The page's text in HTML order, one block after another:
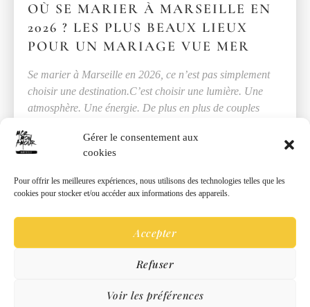
Gérer le consentement aux
cookies
Pour offrir les meilleures expériences, nous utilisons des technologies telles que les
cookies pour stocker et/ou accéder aux informations des appareils.
Accepter
Refuser
Voir les préférences
OÙ SE MARIER À MARSEILLE EN
2026 ? LES PLUS BEAUX LIEUX
POUR UN MARIAGE VUE MER
Se marier à Marseille en 2026, ce n’est pas simplement
choisir une destination.C’est choisir une lumière. Une
atmosphère. Une énergie. De plus en plus de couples
LIRE →